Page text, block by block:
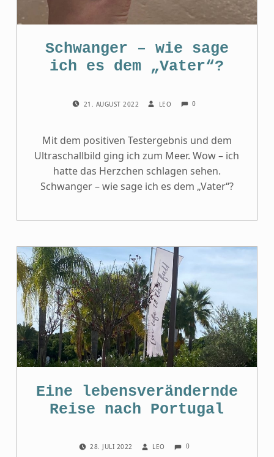
Schwanger – wie sage
ich es dem „Vater“?
21. AUGUST 2022 LEO 0
Mit dem positiven Testergebnis und dem
Ultraschallbild ging ich zum Meer. Wow – ich
hatte das Herzchen schlagen sehen.
Schwanger – wie sage ich es dem „Vater“?
Eine lebens­ver­än­dern­de
Reise nach Portugal
28. JULI 2022 LEO 0